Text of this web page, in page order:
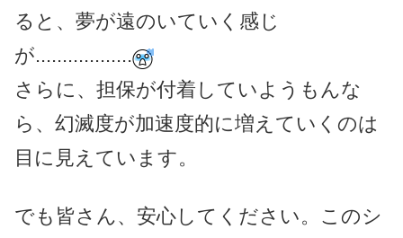
ると、夢が遠のいていく感じ
が..................
さらに、担保が付着していようもんな
ら、幻滅度が加速度的に増えていくのは
目に見えています。
でも皆さん、安心してください。このシ